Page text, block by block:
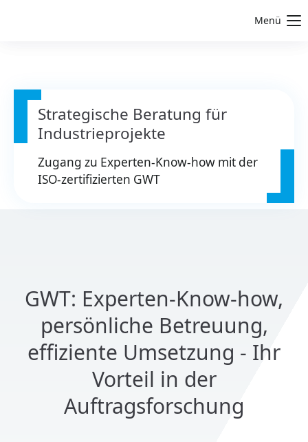
Menü
Strategische Beratung für
Industrieprojekte
Zugang zu Experten-Know-how mit der
ISO-zertifizierten GWT
GWT: Experten-Know-how,
persönliche Betreuung,
effiziente Umsetzung - Ihr
Vorteil in der
Auftragsforschung